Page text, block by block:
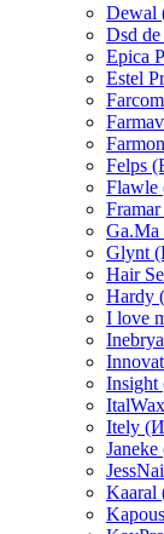
Dewal
Dsd
Epica
Estel
Felps
Glynt
Hair
Hardy
I love
Insight
Itely
Kaaral